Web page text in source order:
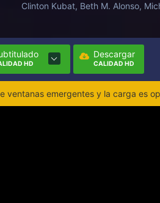
Clinton Kubat, Beth M. Alonso,
HD
Descargar
CALIDAD HD
ventanas emergentes y la carga es